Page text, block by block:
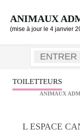
ANIMAUX
(mise à jour le 4 janvier
TOILETTEURS
ANIMAUX
L ESPACE